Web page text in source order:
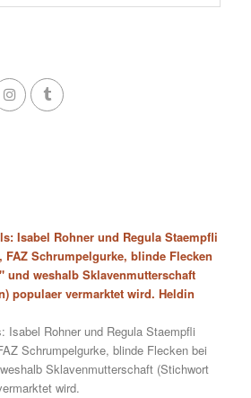
Isabel Rohner und Regula Staempfli
Schrumpelgurke, blinde Flecken
und weshalb Sklavenmutterschaft
populaer vermarktet wird. Heldin
Isabel Rohner und Regula Staempfli
Schrumpelgurke, blinde Flecken bei
Sklavenmutterschaft (Stichwort
wird.